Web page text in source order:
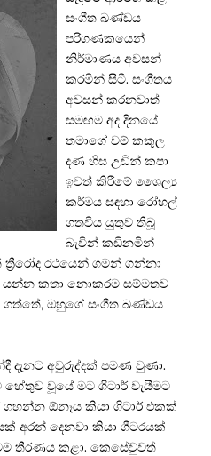
සංගීත ඛණ්ඩය
පරිගණකයෙන්
නිර්මාණය අවසන්
කරමින් සිටී. සංගීතය
අවසන් කරනවාත්
සමඟම අද දිනයේ
තමාගේ වම් කකුල
දණ හිස උඩින් කපා
ඉවත් කිරීමේ ශෛල්‍ය
කර්මය සඳහා රෝහල්
ගතවිය යුතුව තිබූ
බැවින් කඩිනමින්
රථයෙන් ගමන් ගන්නා
යන්න කතා නොකරම සම්මතව
ඔහුගේ සංගීත ඛණ්ඩය
දැනට අවුරුද්දක් පමණ වුණා.
හේතුව වූයේ මට ගිටාර් වැයීමට
ඕනෑය කියා ගිටාර් එකක්
අරන් දෙනවා කියා ගීටරයක්
තීරණය කළා. කෙසේවුවත්